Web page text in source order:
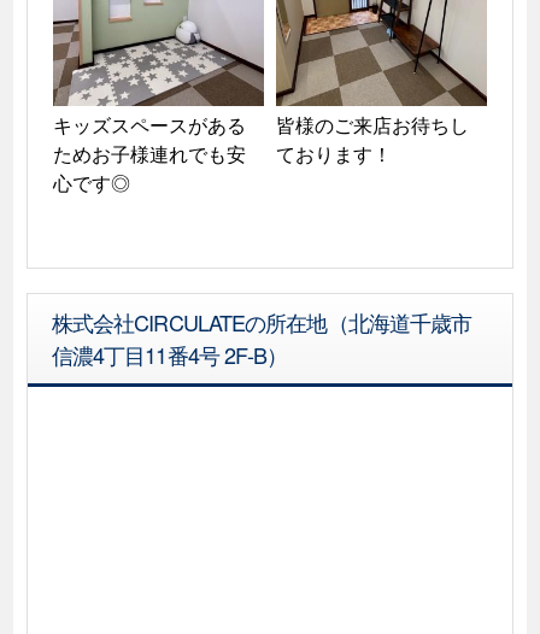
キッズスペースがある
ためお子様連れでも安
心です◎
皆様のご来店お待ちし
ております！
株式会社CIRCULATEの所在地（北海道千歳市
信濃4丁目11番4号 2F-B）